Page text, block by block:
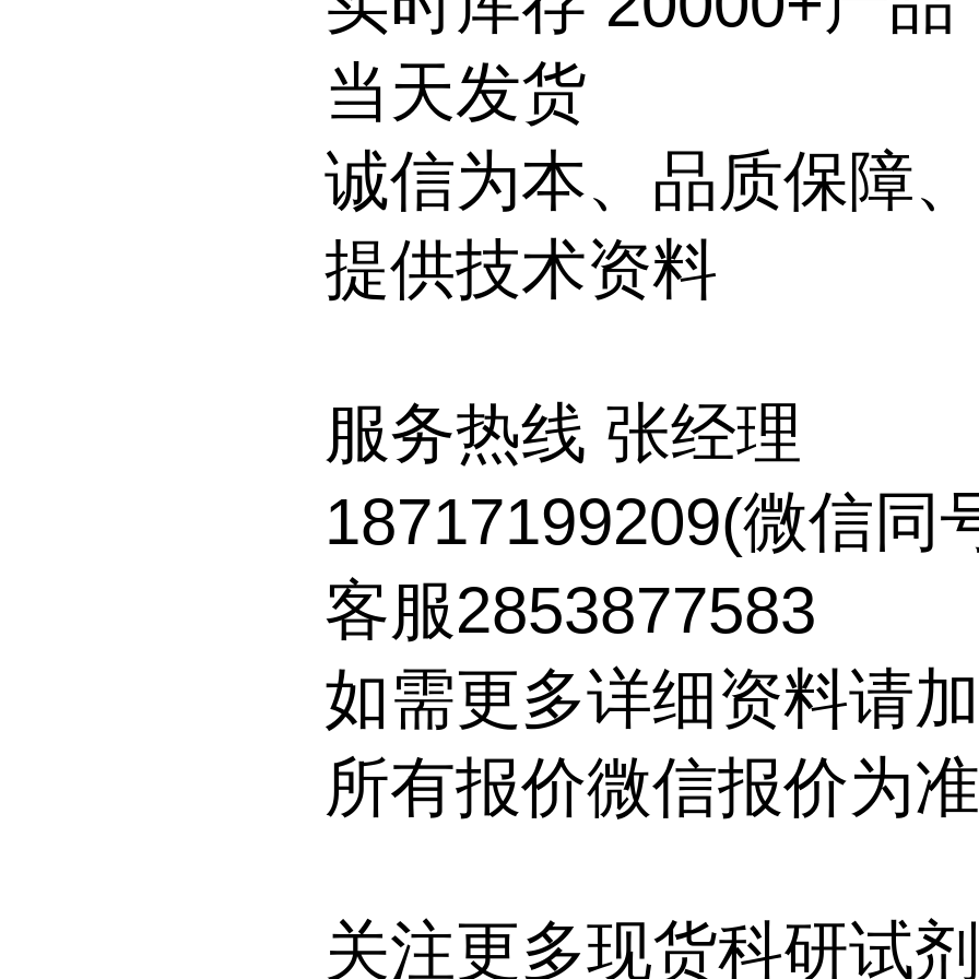
当天发货
诚信为本、品质保障
提供技术资料
服务热线 张经理
18717199209(微信同
客服2853877583
如需更多详细资料请
所有报价微信报价为准
关注更多现货科研试剂